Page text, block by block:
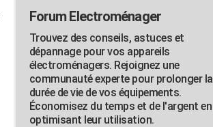
Forum Electroménager
Trouvez des conseils, astuces et
dépannage pour vos appareils
électroménagers. Rejoignez une
communauté experte pour prolonger la
durée de vie de vos équipements.
Économisez du temps et de l'argent en
optimisant leur utilisation.